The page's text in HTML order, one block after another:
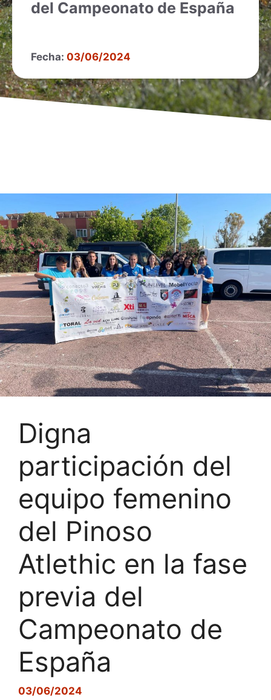
del Campeonato de España
Fecha: 03/06/2024
Digna
participación del
equipo femenino
del Pinoso
Atlethic en la fase
previa del
Campeonato de
España
03/06/2024